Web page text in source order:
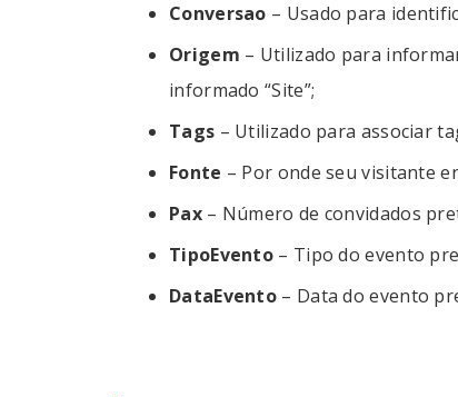
Conversao – Usado para
Origem – Utilizado para
informado “Site”;
Tags – Utilizado para associar
Fonte – Por onde seu visitante
Pax– Número de convidados
TipoEvento – Tipo do evento
DataEvento – Data do evento